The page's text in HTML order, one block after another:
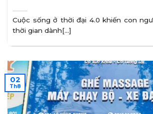
Cuộc sống ở thời đại 4.0 khiến con
thời gian dành[...]
02
Th8